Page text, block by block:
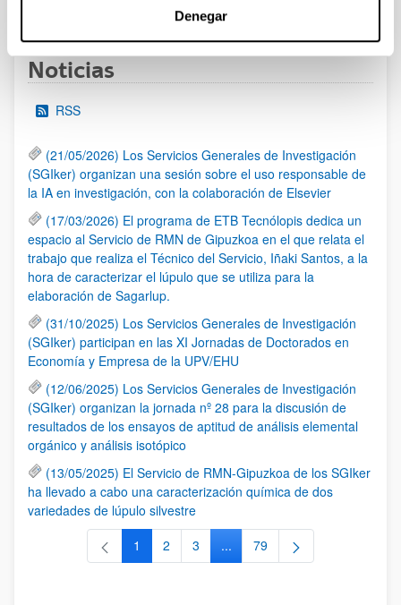
Denegar
Páginas intermedias Use TAB para desplazarse.
PáginaPágina
Noticias
RSS
(21/05/2026) Los Servicios Generales de Investigación
(SGIker) organizan una sesión sobre el uso responsable de
la IA en investigación, con la colaboración de Elsevier
(17/03/2026) El programa de ETB Tecnólopis dedica un
espacio al Servicio de RMN de Gipuzkoa en el que relata el
trabajo que realiza el Técnico del Servicio, Iñaki Santos, a la
hora de caracterizar el lúpulo que se utiliza para la
elaboración de Sagarlup.
(31/10/2025) Los Servicios Generales de Investigación
(SGIker) participan en las XI Jornadas de Doctorados en
Economía y Empresa de la UPV/EHU
(12/06/2025) Los Servicios Generales de Investigación
(SGIker) organizan la jornada nº 28 para la discusión de
resultados de los ensayos de aptitud de análisis elemental
orgánico y análisis isotópico
(13/05/2025) El Servicio de RMN-Gipuzkoa de los SGIker
ha llevado a cabo una caracterización química de dos
variedades de lúpulo silvestre
Página
1 Página
2 Página
3 ...Páginas intermedias Use TAB
Página
79